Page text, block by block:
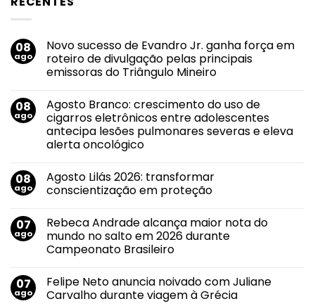
08
ago
Novo sucesso de Evandro Jr. ganha força em
roteiro de divulgação pelas principais
emissoras do Triângulo Mineiro
em
Novo
sucesso
de
Evandro
Jr.
em
roteiro
de
principais
emissoras
do
Triângulo
08
ago
Agosto Branco: crescimento do uso de
cigarros eletrônicos entre adolescentes
antecipa lesões pulmonares severas e eleva
alerta oncológico
em
Agosto
Branco:
uso
de
cigarros
eletrônicos
antecipa
lesões
pulmonares
08
ago
Agosto Lilás 2026: transformar
conscientização em proteção
em
Agosto
Lilás
2026:
transformar
em
proteção
07
ago
Rebeca Andrade alcança maior nota do
mundo no salto em 2026 durante
Campeonato Brasileiro
em
Rebeca
Andrade
07
ago
Felipe Neto anuncia noivado com Juliane
Carvalho durante viagem à Grécia